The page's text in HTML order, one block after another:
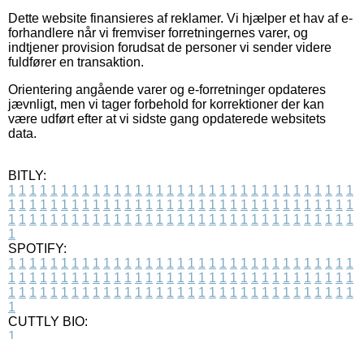
Dette website finansieres af reklamer. Vi hjælper et hav af e-
forhandlere når vi fremviser forretningernes varer, og
indtjener provision forudsat de personer vi sender videre
fuldfører en transaktion.
Orientering angående varer og e-forretninger opdateres
jævnligt, men vi tager forbehold for korrektioner der kan
være udført efter at vi sidste gang opdaterede websitets
data.
BITLY:
1 1 1 1 1 1 1 1 1 1 1 1 1 1 1 1 1 1 1 1 1 1 1 1 1 1 1 1 1 1 1 1 1
1 1 1 1 1 1 1 1 1 1 1 1 1 1 1 1 1 1 1 1 1 1 1 1 1 1 1 1 1 1 1 1 1
1 1 1 1 1 1 1 1 1 1 1 1 1 1 1 1 1 1 1 1 1 1 1 1 1 1 1 1 1 1 1 1 1
1
SPOTIFY:
1 1 1 1 1 1 1 1 1 1 1 1 1 1 1 1 1 1 1 1 1 1 1 1 1 1 1 1 1 1 1 1 1
1 1 1 1 1 1 1 1 1 1 1 1 1 1 1 1 1 1 1 1 1 1 1 1 1 1 1 1 1 1 1 1 1
1 1 1 1 1 1 1 1 1 1 1 1 1 1 1 1 1 1 1 1 1 1 1 1 1 1 1 1 1 1 1 1 1
1
CUTTLY BIO:
1